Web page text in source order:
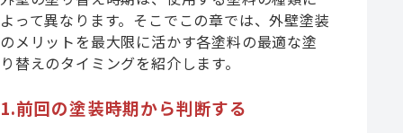
よって異なります。そこでこの章では、外壁塗装
のメリットを最大限に活かす各塗料の最適な塗
り替えのタイミングを紹介します。
1.前回の塗装時期から判断する